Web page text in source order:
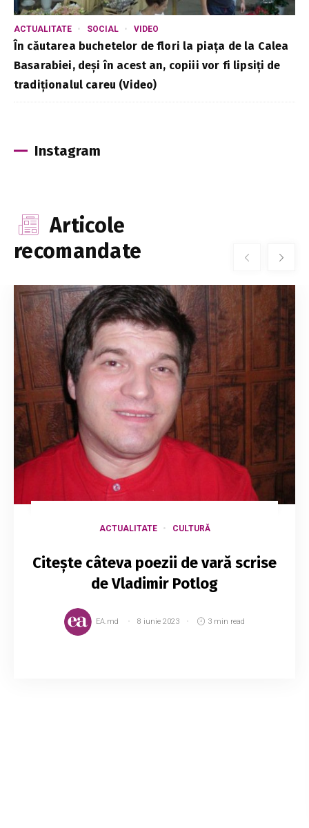
ACTUALITATE SOCIAL VIDEO
În căutarea buchetelor de flori la piața de la Calea
Basarabiei, deși în acest an, copiii vor fi lipsiți de
tradiționalul careu (Video)
Instagram
Articole
recomandate
ACTUALITATE CULTURĂ
Citește câteva poezii de vară scrise
de Vladimir Potlog
EA.md 8 iunie 2023 3 min read